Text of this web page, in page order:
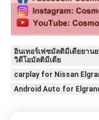
อินเทอร์เฟซมัลติมีเดียยาน
วิดีโอมัลติมีเดีย
carplay for Nissan
Android Auto for